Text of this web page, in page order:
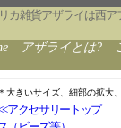
カ雑貨アザライは西
アザライとは?
＊大きいサイズ、細部の拡大
アクセサリートップ